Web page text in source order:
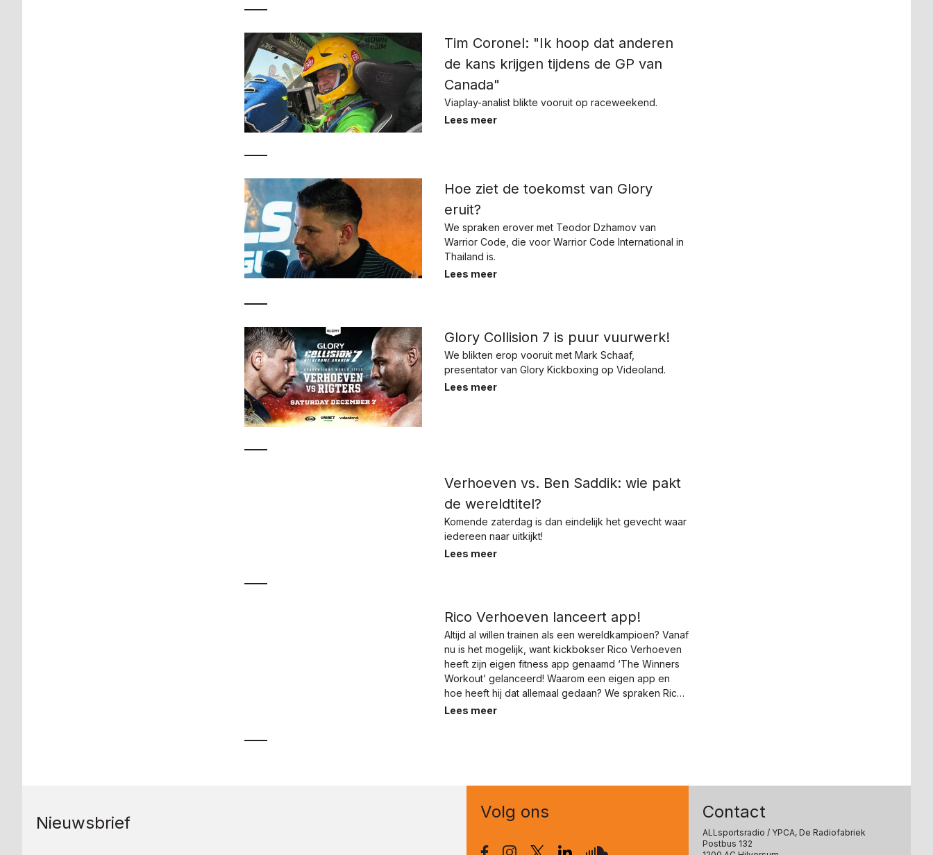
Tim Coronel: "Ik hoop dat anderen
de kans krijgen tijdens de GP van
Canada"
Viaplay-analist blikte vooruit op raceweekend.
Lees meer
Hoe ziet de toekomst van Glory
eruit?
We spraken erover met Teodor Dzhamov van
Warrior Code, die voor Warrior Code International in
Thailand is.
Lees meer
Glory Collision 7 is puur vuurwerk!
We blikten erop vooruit met Mark Schaaf,
presentator van Glory Kickboxing op Videoland.
Lees meer
Verhoeven vs. Ben Saddik: wie pakt
de wereldtitel?
Komende zaterdag is dan eindelijk het gevecht waar
iedereen naar uitkijkt!
Lees meer
Rico Verhoeven lanceert app!
Altijd al willen trainen als een wereldkampioen? Vanaf
nu is het mogelijk, want kickbokser Rico Verhoeven
heeft zijn eigen fitness app genaamd ‘The Winners
Workout’ gelanceerd! Waarom een eigen app en
hoe heeft hij dat allemaal gedaan? We spraken Rico
over zijn app!
Lees meer
Nieuwsbrief
Volg ons Contact
ALLsportsradio / YPCA, De Radiofabriek
Postbus 132